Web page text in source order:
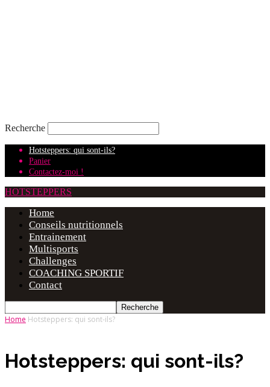
Recherche
Hotsteppers: qui sont-ils?
Panier
Contactez-moi !
HOTSTEPPERS
Home
Conseils nutritionnels
Entrainement
Multisports
Challenges
COACHING SPORTIF
Contact
Home Hotsteppers: qui sont-ils?
Hotsteppers: qui sont-ils?